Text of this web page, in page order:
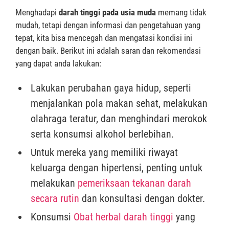
Menghadapi darah tinggi pada usia muda memang tidak
mudah, tetapi dengan informasi dan pengetahuan yang
tepat, kita bisa mencegah dan mengatasi kondisi ini
dengan baik. Berikut ini adalah saran dan rekomendasi
yang dapat anda lakukan:
Lakukan perubahan gaya hidup, seperti
menjalankan pola makan sehat, melakukan
olahraga teratur, dan menghindari merokok
serta konsumsi alkohol berlebihan.
Untuk mereka yang memiliki riwayat
keluarga dengan hipertensi, penting untuk
melakukan pemeriksaan tekanan darah
secara rutin dan konsultasi dengan dokter.
Konsumsi Obat herbal darah tinggi yang